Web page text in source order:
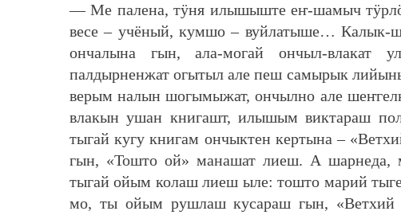
— Ме палена, тӱня илышыште еҥ-шамыч
весе – учёный, кумшо – вуйлатыше… Калык-
ончалына гын, ала-могай ончыл-
палдырненжат огытыл але пеш самырык
верым налын шогымыжат, ончылно але
влакын ушан книгашт, илышым виктараш
тыгай кугу книгам ончыктен кертына –
гын, «Тошто ой» манашат лиеш. А шарнеда,
тыгай ойым колаш лиеш ыле: тошто марий
мо, ты ойым рушлаш кусараш гын, «Ветхий